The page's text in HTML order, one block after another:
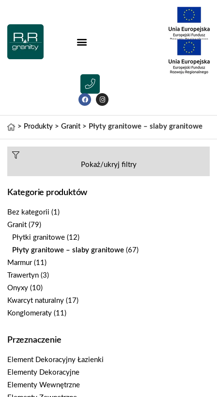
> Produkty > Granit> Płyty granitowe – slaby granitowe
Pokaż/ukryj filtry
Kategorie produktów
Bez kategorii (1)
Granit (79)
Płytki granitowe (12)
Płyty granitowe – slaby granitowe (67)
Marmur (11)
Trawertyn (3)
Onyxy (10)
Kwarcyt naturalny (17)
Konglomeraty (11)
Przeznaczenie
Element Dekoracyjny Łazienki
Elementy Dekoracyjne
Elementy Wewnętrzne